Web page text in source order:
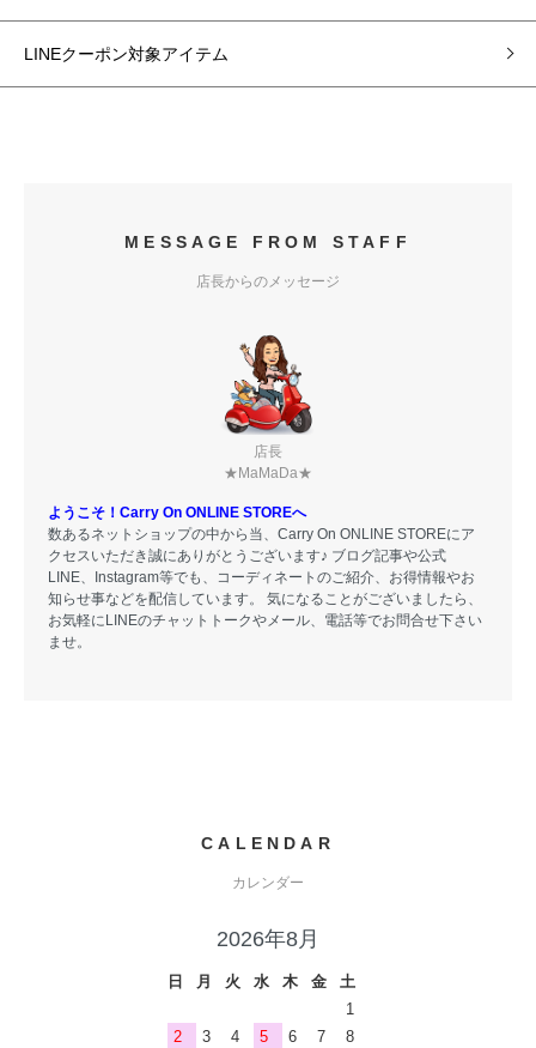
LINEクーポン対象アイテム
MESSAGE FROM STAFF
店長からのメッセージ
店長
★MaMaDa★
ようこそ！Carry On ONLINE STOREへ
数あるネットショップの中から当、Carry On ONLINE STOREにア
クセスいただき誠にありがとうございます♪ ブログ記事や公式
LINE、Instagram等でも、コーディネートのご紹介、お得情報やお
知らせ事などを配信しています。 気になることがございましたら、
お気軽にLINEのチャットトークやメール、電話等でお問合せ下さい
ませ。
CALENDAR
カレンダー
2026年8月
日 月 火 水 木 金
土
1
2
3 4 5 6 7 8